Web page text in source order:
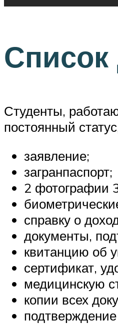
Список
Студенты,
постоянный
заявление;
загранпаспорт;
2 фотографии
справку о
документы,
квитанцию об
сертификат,
медицинскую
копии всех